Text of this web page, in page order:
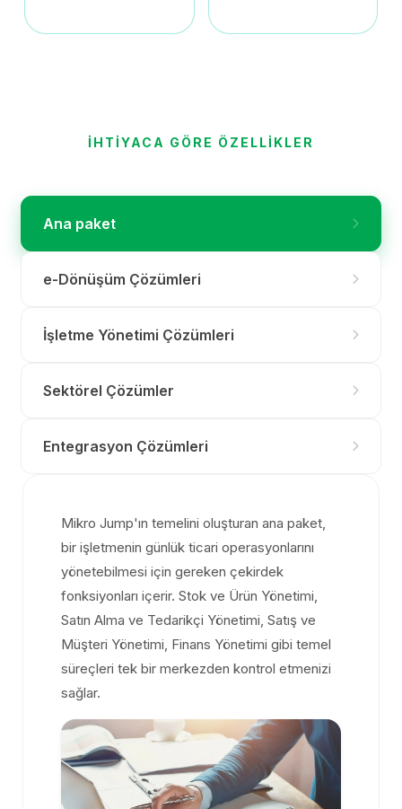
İHTİYACA GÖRE ÖZELLİKLER
Ana paket
e-Dönüşüm Çözümleri
İşletme Yönetimi Çözümleri
Sektörel Çözümler
Entegrasyon Çözümleri
Mikro Jump'ın temelini oluşturan ana paket,
bir işletmenin günlük ticari operasyonlarını
yönetebilmesi için gereken çekirdek
fonksiyonları içerir. Stok ve Ürün Yönetimi,
Satın Alma ve Tedarikçi Yönetimi, Satış ve
Müşteri Yönetimi, Finans Yönetimi gibi temel
süreçleri tek bir merkezden kontrol etmenizi
sağlar.